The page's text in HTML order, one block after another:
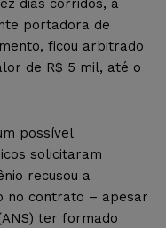
dias corridos, a
portadora de
ficou arbitrado
de R$ 5 mil, até o
possível
solicitaram
recusou a
no contrato – apesar
ter formado